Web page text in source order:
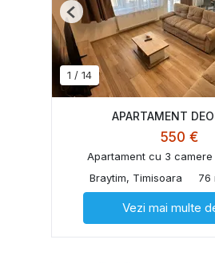
1 / 14
Previous
APARTAMENT
550 €
Apartament cu 3
Braytim, Timisoara
76
Vezi mai multe